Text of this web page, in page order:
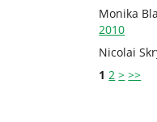
Monika
2010
Nicolai
1 2 > >>